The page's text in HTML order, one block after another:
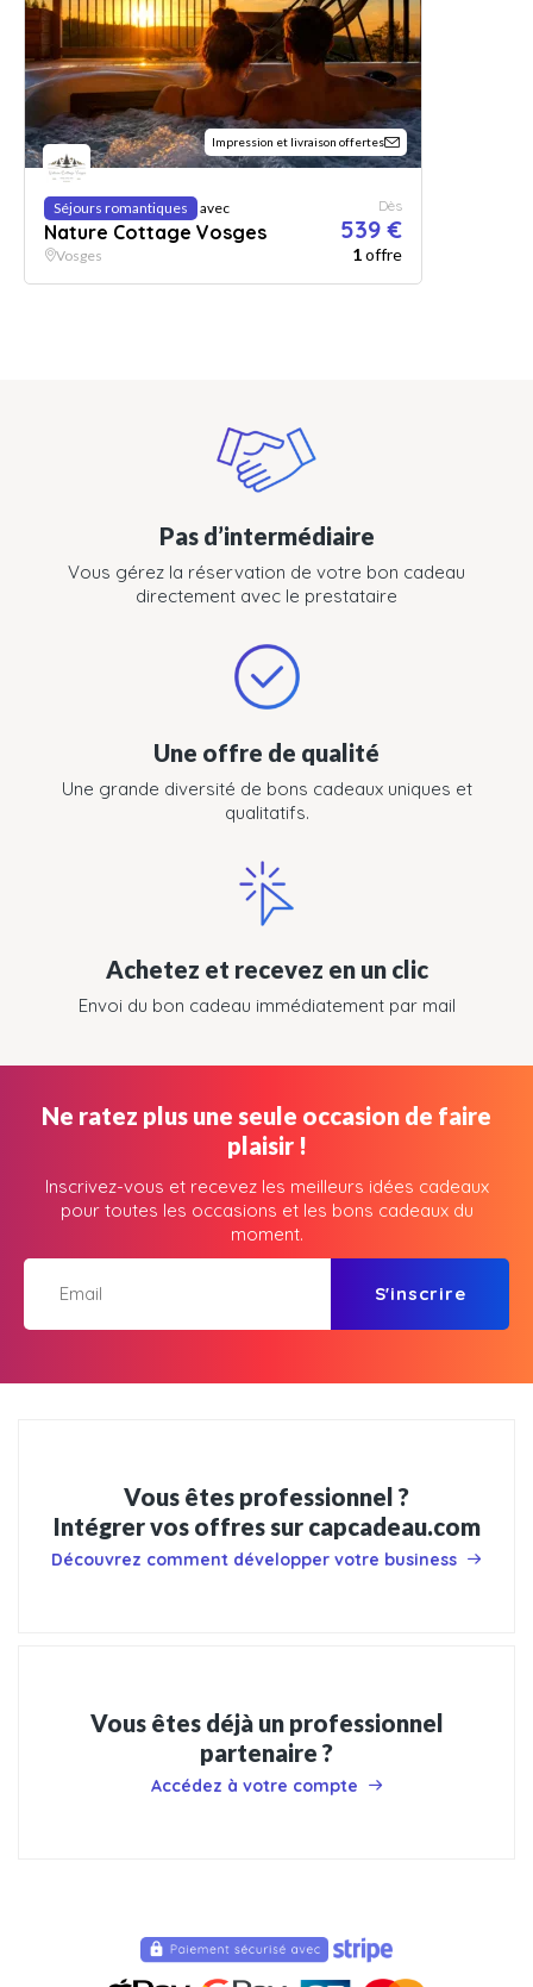
Impression et livraison offertes
Séjours romantiques avec
Nature Cottage Vosges
Dès
539 €
Vosges 1offre
Pas d’intermédiaire
Vous gérez la réservation de votre bon cadeau
directement avec le prestataire
Une offre de qualité
Une grande diversité de bons cadeaux uniques et
qualitatifs.
Achetez et recevez en un clic
Envoi du bon cadeau immédiatement par mail
Ne ratez plus une seule occasion de faire
plaisir !
Inscrivez-vous et recevez les meilleurs idées cadeaux
pour toutes les occasions et les bons cadeaux du
moment.
S'inscrire
Vous êtes professionnel ?
Intégrer vos offres sur capcadeau.com
Découvrez comment développer votre business
Vous êtes déjà un professionnel
partenaire ?
Accédez à votre compte